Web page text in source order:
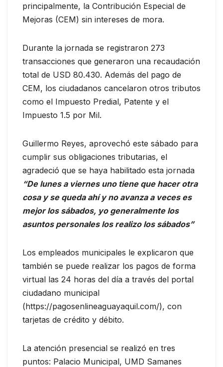
principalmente, la Contribución Especial de
Mejoras (CEM) sin intereses de mora.
Durante la jornada se registraron 273
transacciones que generaron una recaudación
total de USD 80.430. Además del pago de
CEM, los ciudadanos cancelaron otros tributos
como el Impuesto Predial, Patente y el
Impuesto 1.5 por Mil.
Guillermo Reyes, aprovechó este sábado para
cumplir sus obligaciones tributarias, el
agradeció que se haya habilitado esta jornada
“De lunes a viernes uno tiene que hacer otra
cosa y se queda ahí y no avanza a veces es
mejor los sábados, yo generalmente los
asuntos personales los realizo los sábados”
Los empleados municipales le explicaron que
también se puede realizar los pagos de forma
virtual las 24 horas del día a través del portal
ciudadano municipal
(https://pagosenlineaguayaquil.com/), con
tarjetas de crédito y débito.
La atención presencial se realizó en tres
puntos: Palacio Municipal, UMD Samanes